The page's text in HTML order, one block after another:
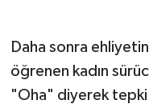
Daha sonra
öğrenen kadın
"Oha" diyerek tepki